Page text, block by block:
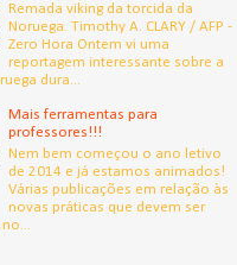
Remada viking da torcida da
Noruega. Timothy A. CLARY / AFP -
Zero Hora Ontem vi uma
reportagem interessante sobre a
dura...
Mais ferramentas para
professores!!!
Nem bem começou o ano letivo
de 2014 e já estamos animados!
Várias publicações em relação às
novas práticas que devem ser